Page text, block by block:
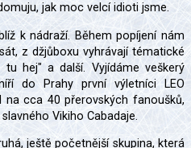
jak moc velcí idioti jsme.
k nádraží. Během popíjení nám
z džjůboxu vyhrávají tématické
hej" a další. Vyjídáme veškerý
do Prahy první výletníci LEO
na cca 40 přerovských fanoušků,
Vikiho Cabadaje.
ještě početnější skupina, která